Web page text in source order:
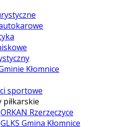
Kłomnice
sportowe
piłkarskie
ORKAN Rzerzęczyce
GLKS Gmina Kłomnice